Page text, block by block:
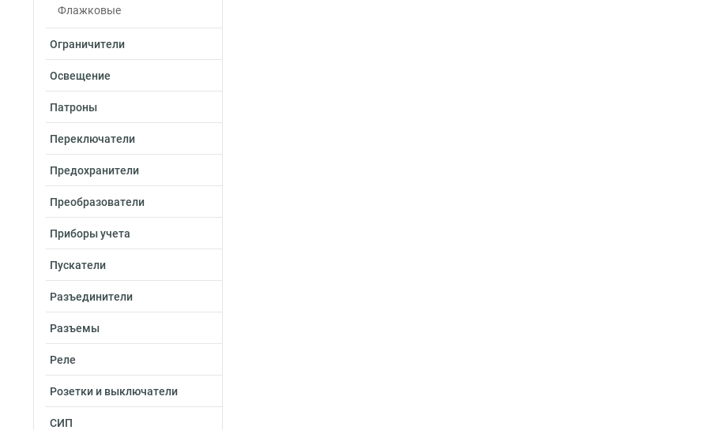
Флажковые
Ограничители
Освещение
Патроны
Переключатели
Предохранители
Преобразователи
Приборы учета
Пускатели
Разъединители
Разъемы
Реле
Розетки и выключатели
СИП